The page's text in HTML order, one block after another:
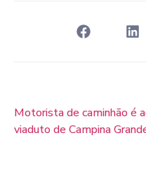
Motorista de caminhão é
viaduto de Campina